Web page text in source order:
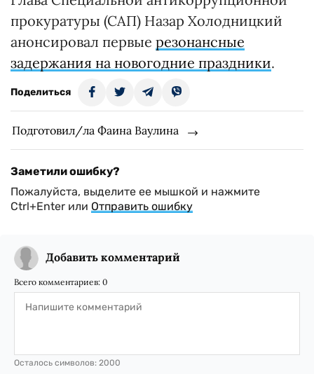
прокуратуры (САП) Назар Холодницкий
анонсировал первые резонансные
задержания на новогодние праздники.
Поделиться
Подготовил/ла Фаина Ваулина
Заметили ошибку?
Пожалуйста, выделите ее мышкой и нажмите
Ctrl+Enter или Отправить ошибку
Добавить комментарий
Всего комментариев: 0
Осталось символов: 2000